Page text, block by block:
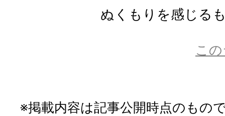
ぬくもりを感じる
こ
※掲載内容は記事公開時点のもの